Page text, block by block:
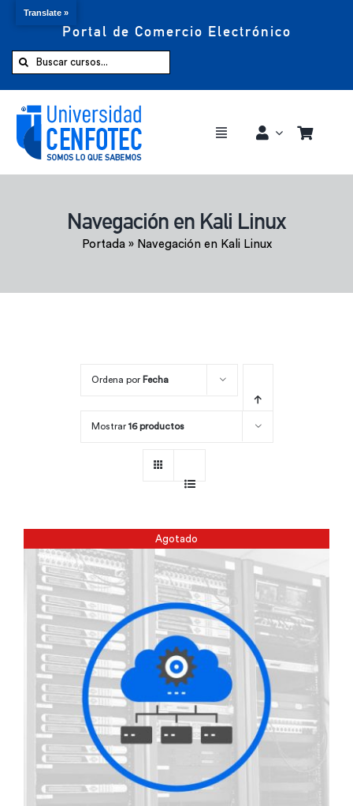
Portal de Comercio Electrónico
Buscar:
Toggle
Comprar ahora
Navegación en Kali Linux
Portada» Navegación en Kali Linux
Ordena por Fecha
Mostrar 16 productos
Agotado
Translate »